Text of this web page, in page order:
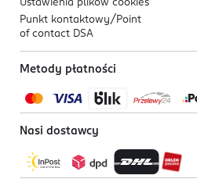
Ustawienia plików cookies
Punkt kontaktowy/ Point
of contact DSA
Metody płatności
Nasi dostawcy